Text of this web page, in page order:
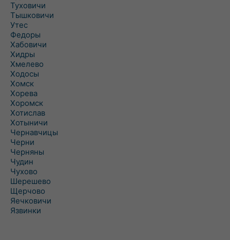
Туховичи
Тышковичи
Утес
Федоры
Хабовичи
Хидры
Хмелево
Ходосы
Хомск
Хорева
Хоромск
Хотислав
Хотыничи
Чернавчицы
Черни
Черняны
Чудин
Чухово
Шерешево
Щерчово
Яечковичи
Язвинки